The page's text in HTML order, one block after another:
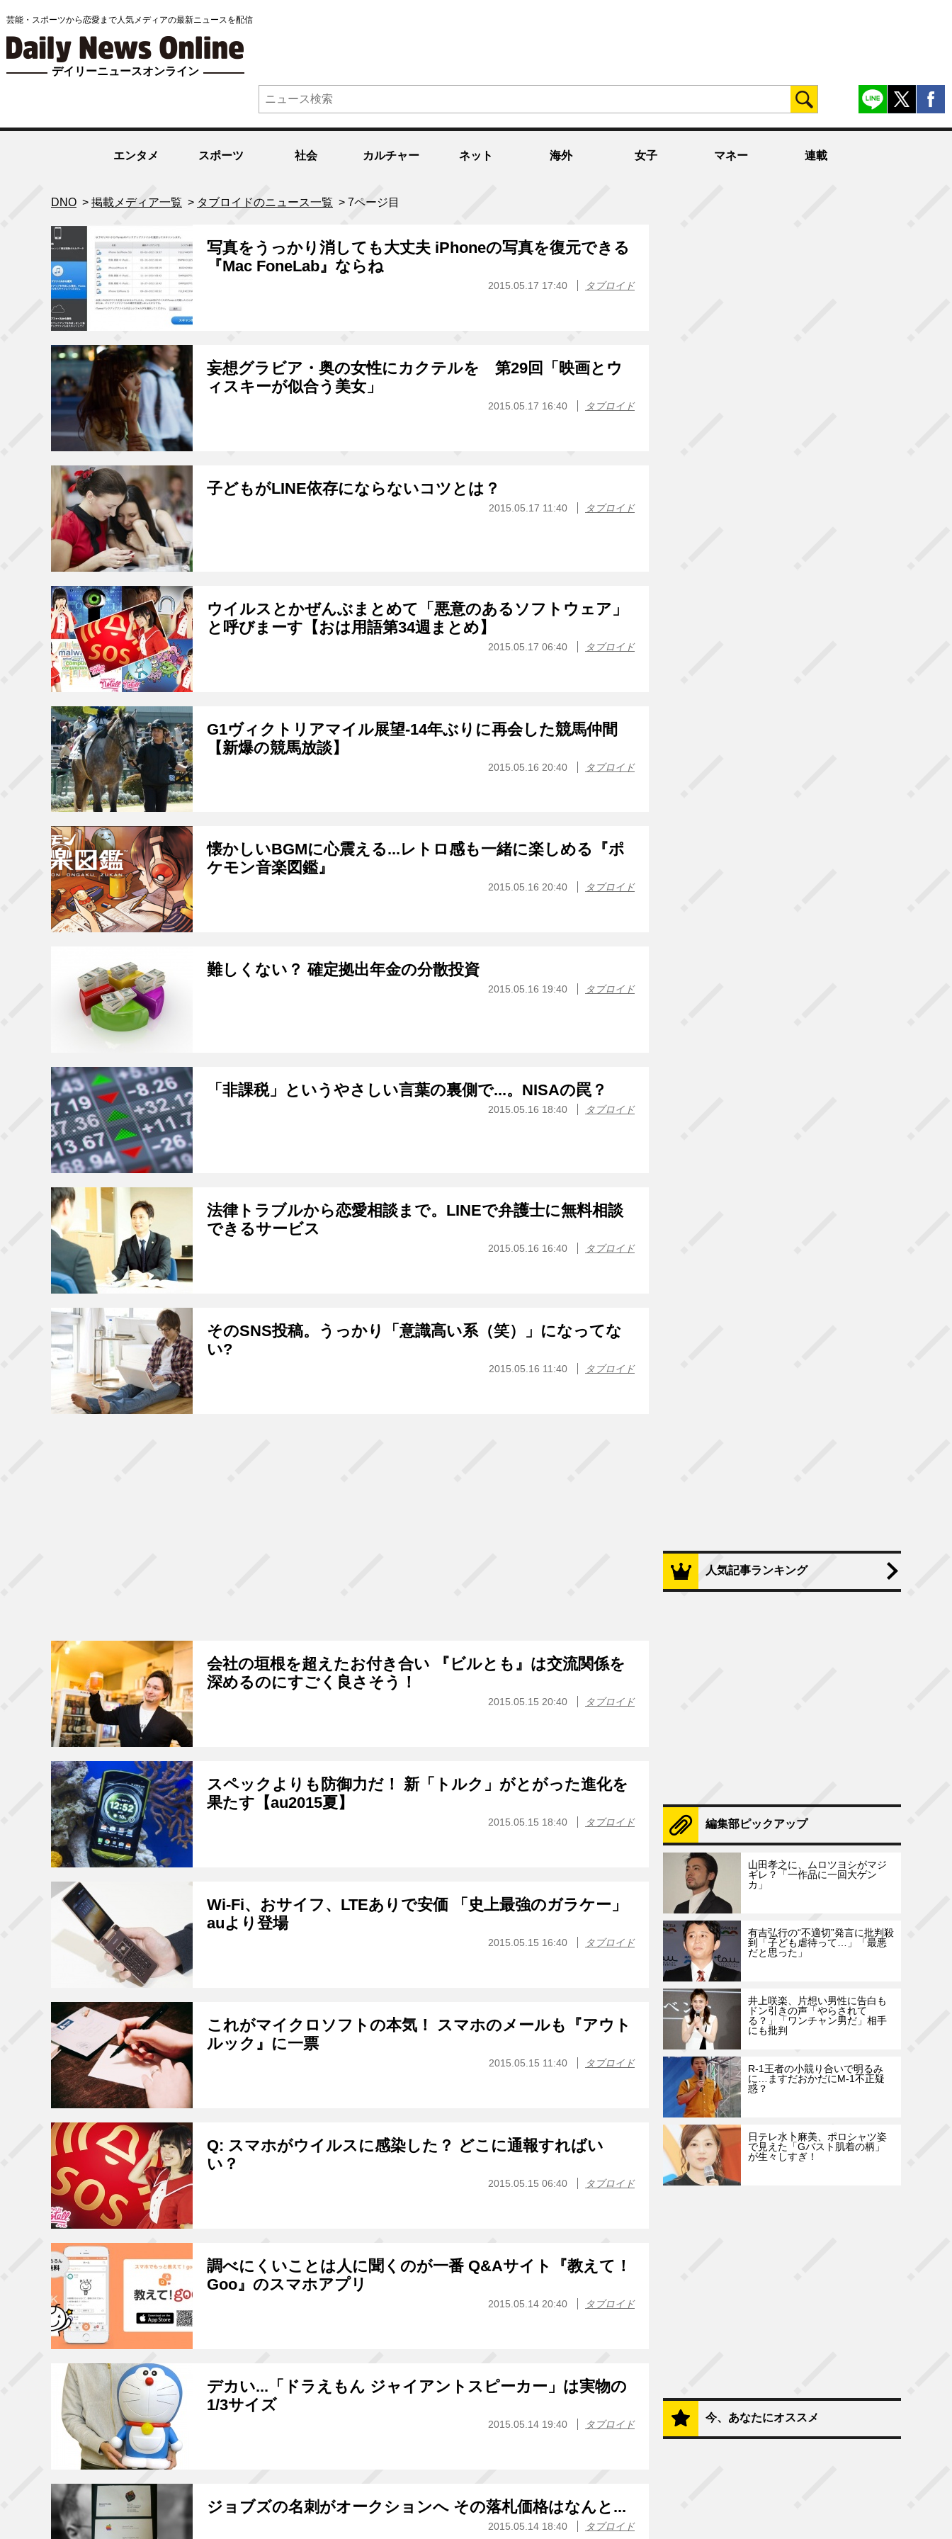
芸能・スポーツから恋愛まで人気メディアの最新ニュースを配信
デイリーニュースオンライン
エンタメ スポーツ 社会 カルチャー ネット 海外 女子 マネー 連載
DNO > 掲載メディア一覧 > タブロイドのニュース一覧 > 7ページ目
写真をうっかり消しても大丈夫 iPhoneの写真を復元できる
『Mac FoneLab』ならね
2015.05.17 17:40 タブロイド
妄想グラビア・奥の女性にカクテルを 第29回「映画とウ
ィスキーが似合う美女」
2015.05.17 16:40 タブロイド
子どもがLINE依存にならないコツとは？
2015.05.17 11:40 タブロイド
ウイルスとかぜんぶまとめて「悪意のあるソフトウェア」
と呼びまーす【おは用語第34週まとめ】
2015.05.17 06:40 タブロイド
G1ヴィクトリアマイル展望-14年ぶりに再会した競馬仲間
【新爆の競馬放談】
2015.05.16 20:40 タブロイド
懐かしいBGMに心震える...レトロ感も一緒に楽しめる『ポ
ケモン音楽図鑑』
2015.05.16 20:40 タブロイド
難しくない？ 確定拠出年金の分散投資
2015.05.16 19:40 タブロイド
「非課税」というやさしい言葉の裏側で...。NISAの罠？
2015.05.16 18:40 タブロイド
法律トラブルから恋愛相談まで。LINEで弁護士に無料相談
できるサービス
2015.05.16 16:40 タブロイド
そのSNS投稿。うっかり「意識高い系（笑）」になってな
い?
2015.05.16 11:40 タブロイド
会社の垣根を超えたお付き合い 『ビルとも』は交流関係を
深めるのにすごく良さそう！
2015.05.15 20:40 タブロイド
スペックよりも防御力だ！ 新「トルク」がとがった進化を
果たす【au2015夏】
2015.05.15 18:40 タブロイド
Wi-Fi、おサイフ、LTEありで安価 「史上最強のガラケー」
auより登場
2015.05.15 16:40 タブロイド
これがマイクロソフトの本気！ スマホのメールも『アウト
ルック』に一票
2015.05.15 11:40 タブロイド
Q: スマホがウイルスに感染した？ どこに通報すればい
い？
2015.05.15 06:40 タブロイド
調べにくいことは人に聞くのが一番 Q&Aサイト『教えて！
Goo』のスマホアプリ
2015.05.14 20:40 タブロイド
デカい...「ドラえもん ジャイアントスピーカー」は実物の
1/3サイズ
2015.05.14 19:40 タブロイド
ジョブズの名刺がオークションへ その落札価格はなんと...
2015.05.14 18:40 タブロイド
人気記事ランキング
編集部ピックアップ
山田孝之に、ムロツヨシがマジ
ギレ？「一作品に一回大ゲン
カ」
有吉弘行の“不適切”発言に批判殺
到「子ども虐待って…」「最悪
だと思った」
井上咲楽、片想い男性に告白も
ドン引きの声「やらされて
る？」「ワンチャン男だ」相手
にも批判
R-1王者の小競り合いで明るみ
に…ますだおかだにM-1不正疑
惑？
日テレ水卜麻美、ポロシャツ姿
で見えた「Gバスト肌着の柄」
が生々しすぎ！
今、あなたにオススメ